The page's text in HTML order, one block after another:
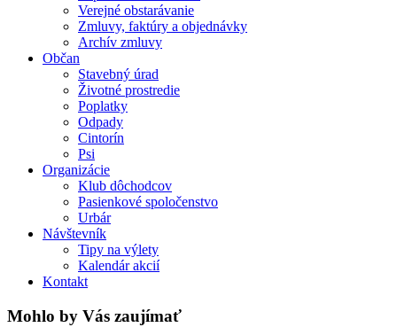
Verejné obstarávanie
Zmluvy, faktúry a objednávky
Archív zmluvy
Občan
Stavebný úrad
Životné prostredie
Poplatky
Odpady
Cintorín
Psi
Organizácie
Klub dôchodcov
Pasienkové spoločenstvo
Urbár
Návštevník
Tipy na výlety
Kalendár akcií
Kontakt
Mohlo by Vás zaujímať